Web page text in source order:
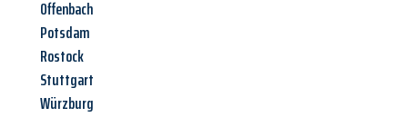
Offenbach
Potsdam
Rostock
Stuttgart
Würzburg